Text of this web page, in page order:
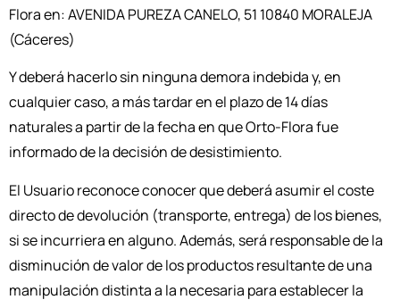
Flora en: AVENIDA PUREZA CANELO, 51 10840 MORALEJA
(Cáceres)
Y deberá hacerlo sin ninguna demora indebida y, en
cualquier caso, a más tardar en el plazo de 14 días
naturales a partir de la fecha en que Orto-Flora fue
informado de la decisión de desistimiento.
El Usuario reconoce conocer que deberá asumir el coste
directo de devolución (transporte, entrega) de los bienes,
si se incurriera en alguno. Además, será responsable de la
disminución de valor de los productos resultante de una
manipulación distinta a la necesaria para establecer la